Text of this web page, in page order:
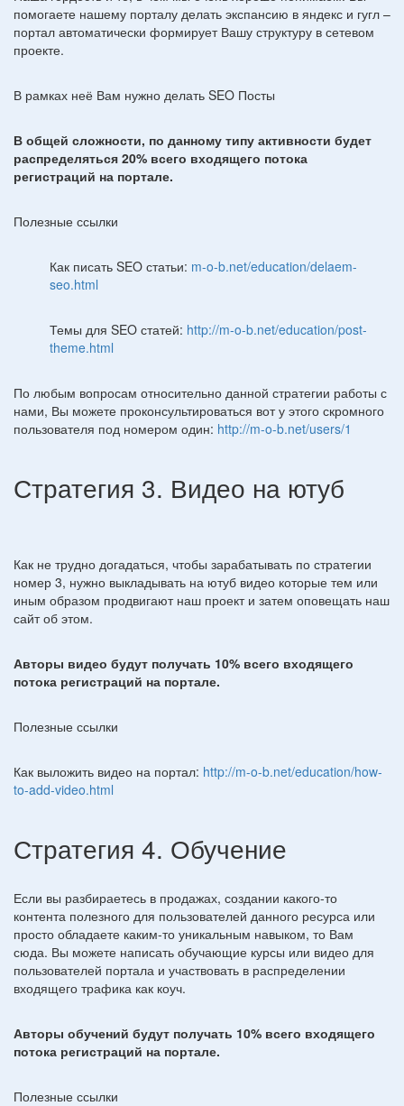
помогаете нашему порталу делать экспансию в яндекс и гугл –
портал автоматически формирует Вашу структуру в сетевом
проекте.
В рамках неё Вам нужно делать SEO Посты
В общей сложности, по данному типу активности будет
распределяться 20% всего входящего потока
регистраций на портале.
Полезные ссылки
Как писать SEO статьи: m-o-b.net/education/delaem-
seo.html
Темы для SEO статей: http://m-o-b.net/education/post-
theme.html
По любым вопросам относительно данной стратегии работы с
нами, Вы можете проконсультироваться вот у этого скромного
пользователя под номером один: http://m-o-b.net/users/1
Стратегия 3. Видео на ютуб
Как не трудно догадаться, чтобы зарабатывать по стратегии
номер 3, нужно выкладывать на ютуб видео которые тем или
иным образом продвигают наш проект и затем оповещать наш
сайт об этом.
Авторы видео будут получать 10% всего входящего
потока регистраций на портале.
Полезные ссылки
Как выложить видео на портал: http://m-o-b.net/education/how-
to-add-video.html
Стратегия 4. Обучение
Если вы разбираетесь в продажах, создании какого-то
контента полезного для пользователей данного ресурса или
просто обладаете каким-то уникальным навыком, то Вам
сюда. Вы можете написать обучающие курсы или видео для
пользователей портала и участвовать в распределении
входящего трафика как коуч.
Авторы обучений будут получать 10% всего входящего
потока регистраций на портале.
Полезные ссылки